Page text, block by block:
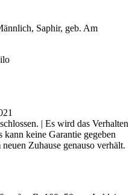
Saphir, geb. Am
| Es wird das Verhalten
kann keine Garantie gegeben
Zuhause genauso verhält.